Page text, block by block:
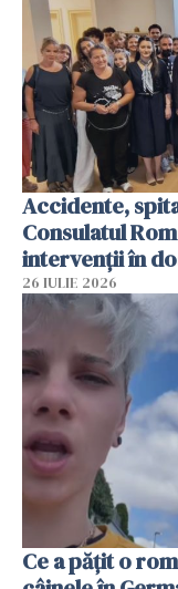
Accidente,
Consulatul
intervenții în
26 IULIE 2026
Ce a pățit o